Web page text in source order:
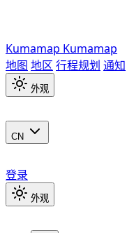
Kumamap Kumamap
地图 地区 行程规划 通知
外观
CN
登录
外观